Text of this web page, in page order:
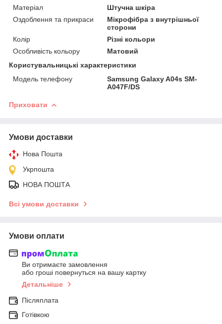
Матеріал
Штучна шкіра
Оздоблення та прикраси
Мікрофібра з внутрішньої
сторони
Колір
Різні кольори
Особливість кольору
Матовий
Користувальницькі характеристики
Модель телефону
Samsung Galaxy A04s SM-
A047F/DS
Приховати
Умови доставки
Нова Пошта
Укрпошта
НОВА ПОШТА
Всі умови доставки
Умови оплати
Ви отримаєте замовлення
або гроші повернуться на вашу картку
Детальніше
Післяплата
Готівкою